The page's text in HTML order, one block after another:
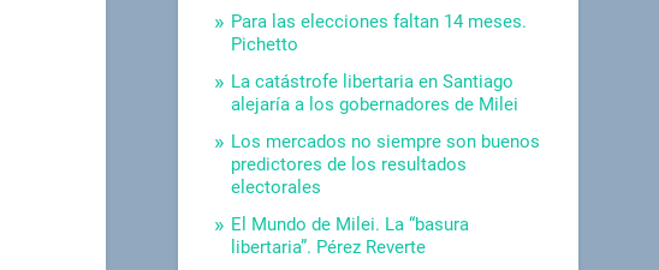
Para las elecciones faltan 14 meses.
Pichetto
La catástrofe libertaria en Santiago
alejaría a los gobernadores de Milei
Los mercados no siempre son buenos
predictores de los resultados
electorales
El Mundo de Milei. La “basura
libertaria”. Pérez Reverte